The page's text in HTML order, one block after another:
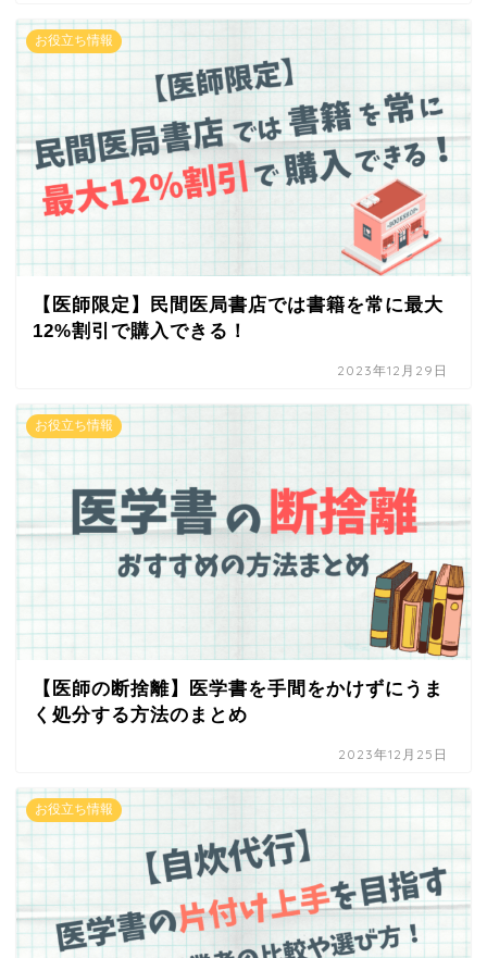
お役立ち情報
【医師限定】民間医局書店では書籍を常に最大
12%割引で購入できる！
2023年12月29日
お役立ち情報
【医師の断捨離】医学書を手間をかけずにうま
く処分する方法のまとめ
2023年12月25日
お役立ち情報